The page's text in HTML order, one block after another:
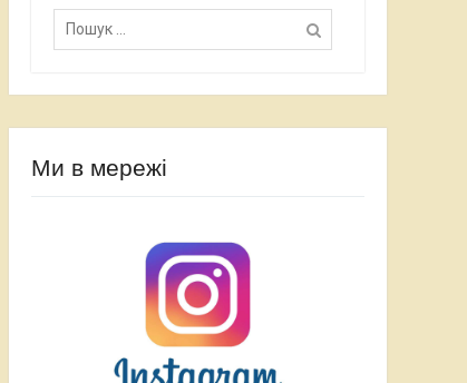
П
:
Ми в мережі